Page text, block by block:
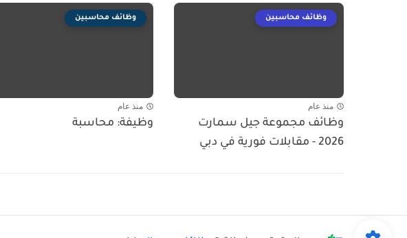
وظائف محاسبين
منذ عام
وظائف مجموعة جيل سمارت
2026 - مقابلات فورية في دبي
وظائف محاسبين
منذ عام
وظيفة: محاسبة